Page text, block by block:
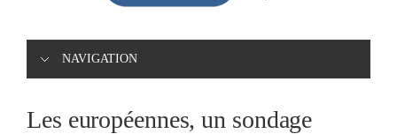
NAVIGATION
Les européennes, un sondage